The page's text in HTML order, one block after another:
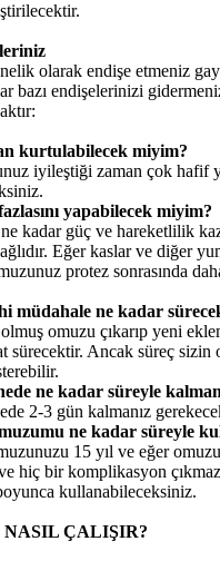
olarak endişe etmeniz
bazı endişelerinizi
kurtulabilecek miyim?
iyileştiği zaman çok hafif
yapabilecek miyim?
kadar güç ve hareketlilik
Eğer kaslar ve diğer
protez sonrasında
müdahale ne kadar
omuzu çıkarıp yeni
sürecektir. Ancak süreç sizin
ne kadar süreyle
2-3 gün kalmanız
ne kadar süreyle
15 yıl ve eğer
hiç bir komplikasyon
kullanabileceksiniz.
ÇALIŞIR?